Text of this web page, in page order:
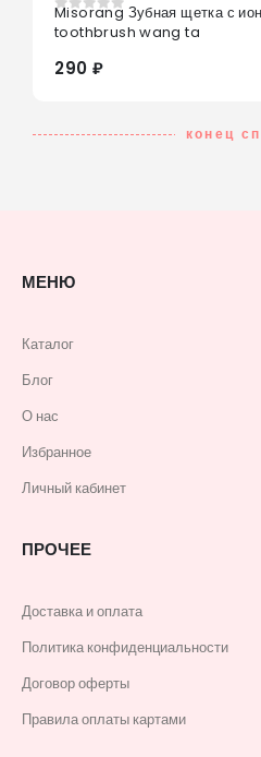
0из 5
Misorang Зубная щетка с
toothbrush wang ta
290 ₽
конец
МЕНЮ
Каталог
Блог
О нас
Избранное
Личный кабинет
ПРОЧЕЕ
Доставка и оплата
Политика конфиденциальности
Договор оферты
Правила оплаты картами